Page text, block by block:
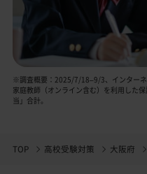
※調査概要：2025/7/18–9/3、インターネ
家庭教師（オンライン含む）を利用した
当」合計。
TOP 高校受験対策 大阪府